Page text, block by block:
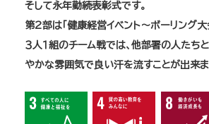
そして永年勤続表彰式です。
第2部は「健康経営イベント～ボーリング大
３人１組のチーム戦では、他部署の人たち
やかな雰囲気で良い汗を流すことが出来ま